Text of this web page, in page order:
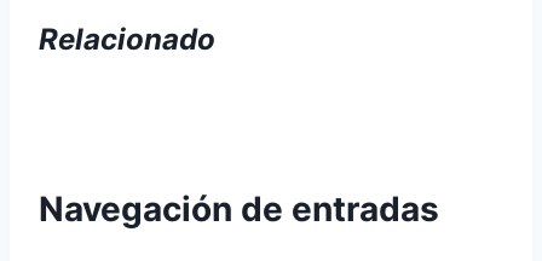
Relacionado
Navegación de entradas